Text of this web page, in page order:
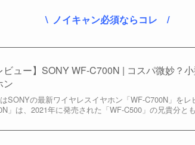
\ ノイキャン必須ならコレ /
ビュー】SONY WF-C700N | コスパ微妙？
ン
SONYの最新ワイヤレスイヤホン「WF-C700N」を
」は、2021年に発売された「WF-C500」の兄貴分と